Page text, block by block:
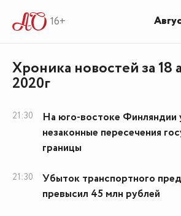
16+
Хроника новостей за 18
2020г
21:30
На юго-востоке Финляндии
незаконные пересечения
границы
21:30
Убыток транспортного
превысил 45 млн рублей